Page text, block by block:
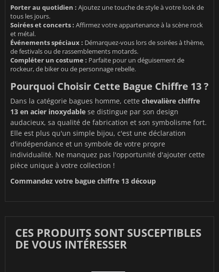
Porter au quotidien : Ajoutez une touche de style à votre look de
tous les jours.
Soirées et concerts : Affirmez votre appartenance à la scène rock
et métal.
Événements spéciaux : Démarquez-vous lors de soirées à thème,
de festivals ou de rassemblements motards.
Compléter un costume : Parfaite pour un déguisement de
rockeur, de biker ou de personnage rebelle.
Pourquoi Choisir Cette Bague Chiffre 13 ?
Dans la catégorie bagues homme, cette chevalière chiffre
13 en acier inoxydable se distingue par son design
audacieux, sa qualité de fabrication et son symbolisme fort.
Elle est plus qu'un simple bijou, c'est une déclaration
d'indépendance et un symbole de votre propre
individualité. Ne manquez pas l'opportunité d'ajouter cette
pièce unique à votre collection !
Commandez votre bague chiffre 13 découp
CES PRODUITS SONT SUSCEPTIBLES
DE VOUS INTÉRESSER